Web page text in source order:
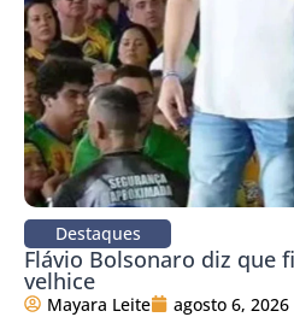
Destaques
Flávio Bolsonaro diz que
velhice
Mayara Leite agosto 6, 2026